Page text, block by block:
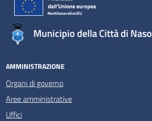
Municipio della Città di Naso
AMMINISTRAZIONE
Organi di governo
Aree amministrative
Uffici